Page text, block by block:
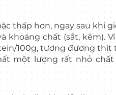
thấp hơn, ngay sau khi
khoáng chất (sắt, kẽm).
100g, tương đương thịt
một lượng rất nhỏ chất